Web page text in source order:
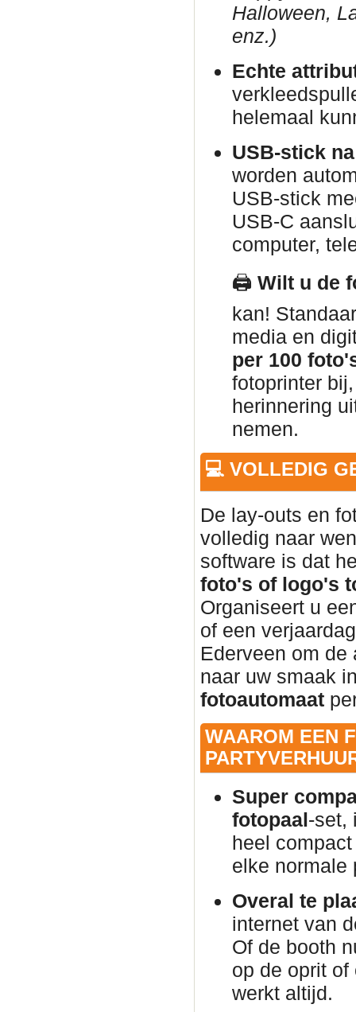
Halloween,
enz.)
Echte
helemaal
USB-stick
worden
USB-stick
USB-C
computer,
🖨️ Wilt u de
kan!
media en
per 100
fotoprinter
herinnering
nemen.
💻 VOLLEDIG
De lay-outs en
volledig naar
software is dat
foto's of logo's
Organiseert u
of een
Ederveen om
naar uw smaak
fotoautomaat
WAAROM EEN
Super
fotopaal-set,
heel
elke normale
Overal te
internet van
Of de booth
op de oprit
werkt altijd.